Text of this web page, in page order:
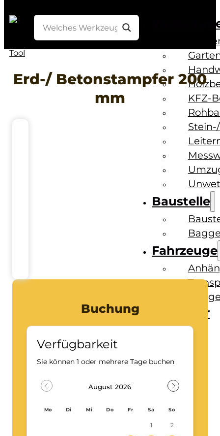
KFZ-
Baustelle
Fahrzeuge
Ratgeber
Kontakt
Erd-/ Betonstampfer 200
mm
Buchung